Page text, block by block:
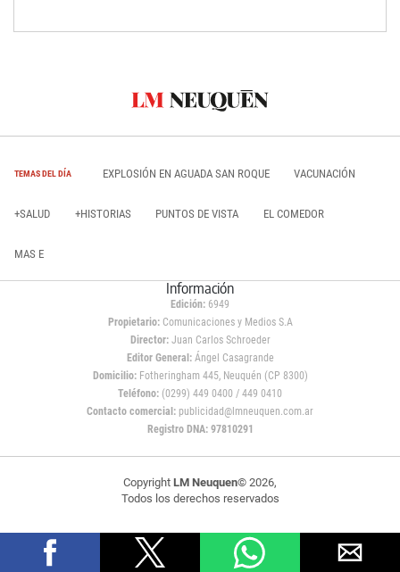
TEMAS DEL DÍA EXPLOSIÓN EN AGUADA SAN ROQUE VACUNACIÓN
+SALUD +HISTORIAS PUNTOS DE VISTA EL COMEDOR
MAS E
Información
Edición: 6949
Propietario:Comunicaciones y Medios S.A
Director: Juan Carlos Schroeder
Editor General:Ángel Casagrande
Domicilio:Fotheringham 445, Neuquén (CP 8300)
Teléfono: (0299) 449 0400 / 449 0410
Contacto comercial: publicidad@lmneuquen.com.ar
Registro DNA: 97810291
Copyright LM Neuquen© 2026,
Todos los derechos reservados